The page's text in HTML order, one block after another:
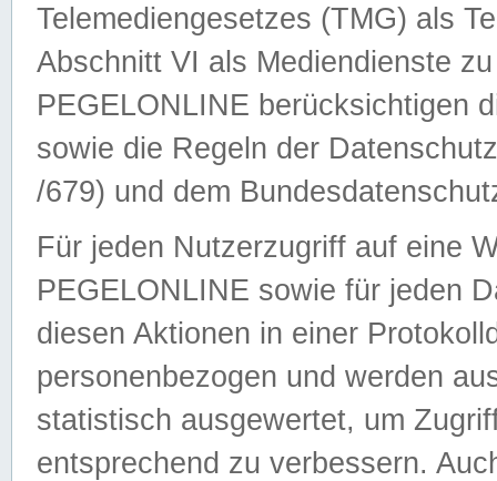
Telemediengesetzes (TMG) als
Abschnitt VI als Mediendienste
PEGELONLINE berücksichtigen
sowie die Regeln der
/679) und dem
Für jeden Nutzerzugriff auf eine
PEGELONLINE sowie für jeden
diesen Aktionen in einer
personenbezogen und werden
statistisch ausgewertet, um
entsprechend zu verbessern.